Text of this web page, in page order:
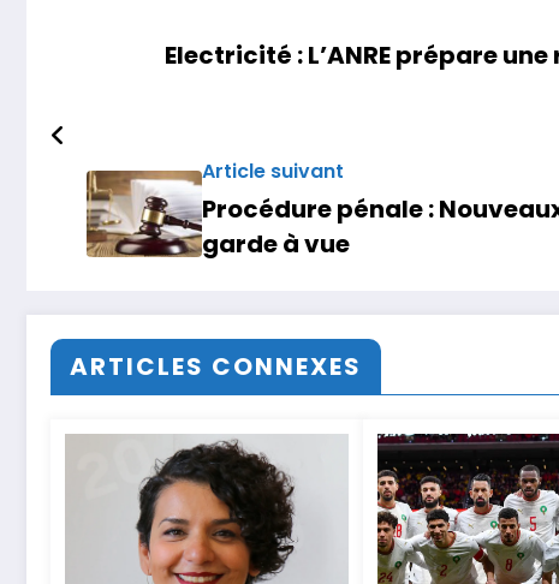
Electricité : L’ANRE prépare
Article suivant
Procédure pénale :
garde à vue
ARTICLES CONNEXES